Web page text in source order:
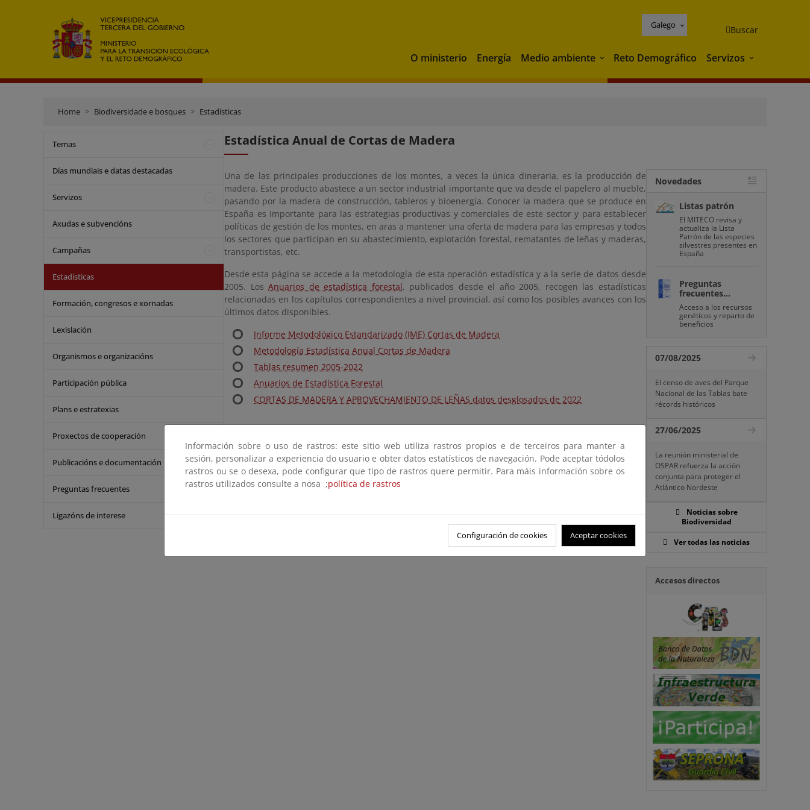
Galego Buscar
O ministerio Energía Medio ambiente Medio ambiente
Reto Demográfico Servizos Servizos
Home Biodiversidade e bosques Estadísticas
Temas
Días mundiais e datas destacadas
Servizos
Axudas e subvencións
Campañas
Estadísticas
Formación, congresos e xornadas
Lexislación
Organismos e organizacións
Participación pública
Plans e estratexias
Proxectos de cooperación
Publicacións e documentación
Preguntas frecuentes
Ligazóns de interese
Estadística Anual de Cortas de Madera
Una de las principales producciones de los montes, a veces la única dineraria, es la producción de
madera. Este producto abastece a un sector industrial importante que va desde el papelero al mueble,
pasando por la madera de construcción, tableros y bioenergía. Conocer la madera que se produce en
España es importante para las estrategias productivas y comerciales de este sector y para establecer
políticas de gestión de los montes, en aras a mantener una oferta de madera para las empresas y todos
los sectores que participan en su abastecimiento, explotación forestal, rematantes de leñas y maderas,
transportistas, etc.
Desde esta página se accede a la metodología de esta operación estadística y a la serie de datos desde
2005. LosAnuarios de estadística forestal, publicados desde el año 2005, recogen las estadísticas
relacionadas en los capítulos correspondientes a nivel provincial, así como los posibles avances con los
últimos datos disponibles.
Informe Metodológico Estandarizado (IME) Cortas de Madera
Metodología Estadística Anual Cortas de Madera
Tablas resumen 2005-2022
Anuarios de Estadística Forestal
CORTAS DE MADERA Y APROVECHAMIENTO DE LEÑAS datos desglosados de 2022
Novedades
Listas patrón
El MITECO revisa y
actualiza la Lista
Patrón de las especies
silvestres presentes en
España
Preguntas
frecuentes...
Acceso a los recursos
genéticos y reparto de
beneficios
07/08/2025
El censo de aves del Parque
Nacional de las Tablas bate
récords históricos
27/06/2025
La reunión ministerial de
OSPAR refuerza la acción
conjunta para proteger el
Atlántico Nordeste
Noticias sobre
Biodiversidad
Ver todas las noticias
Accesos directos
Información sobre o uso de rastros: este sitio web utiliza rastros propios e de terceiros para manter a
sesión, personalizar a experiencia do usuario e obter datos estatísticos de navegación. Pode aceptar tódolos
rastros ou se o desexa, pode configurar que tipo de rastros quere permitir. Para máis información sobre os
rastros utilizados consulte a nosa ;política de rastros
Configuración de cookies Aceptar cookies